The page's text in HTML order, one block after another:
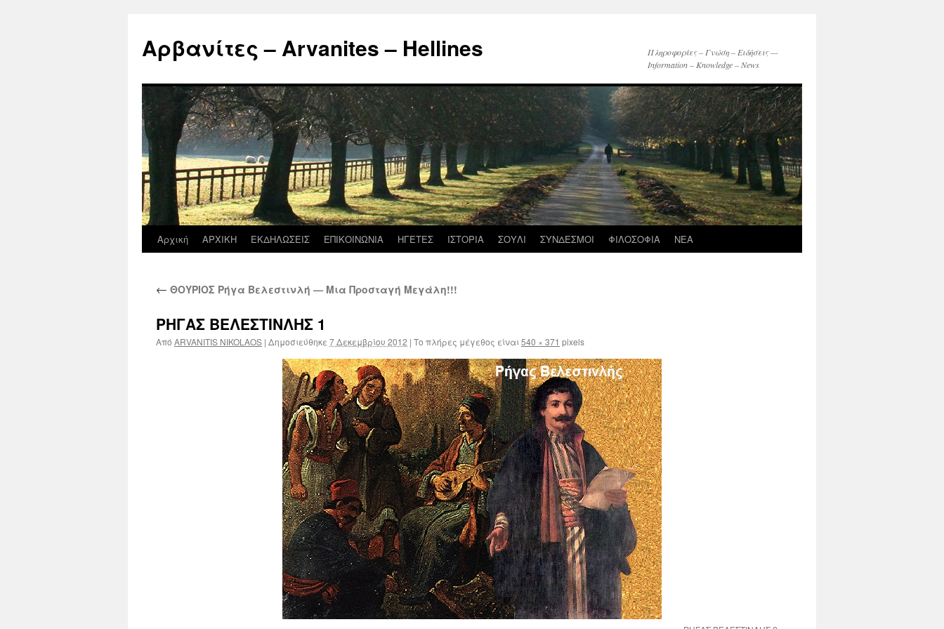
περιεχόμενο
Αρβανίτες – Arvanites – Hellines
Πληροφορίες – Γνώση – Ειδήσεις —
Information – Knowledge – News
Αρχική ΑΡΧΙΚΗ ΕΚΔΗΛΩΣΕΙΣ ΕΠΙΚΟΙΝΩΝΙΑ ΗΓΕΤΕΣ ΙΣΤΟΡΙΑ ΣΟΥΛΙ ΣΥΝΔΕΣΜΟΙ ΦΙΛΟΣΟΦΙΑ ΝΕΑ
← ΘΟΥΡΙΟΣ Ρήγα Βελεστινλή — Μια Προσταγή Μεγάλη!!!
ΡΗΓΑΣ ΒΕΛΕΣΤΙΝΛΗΣ 1
Από ARVANITIS NIKOLAOS | Δημοσιεύθηκε 7 Δεκεμβρίου 2012 | Το πλήρες μέγεθος είναι540 × 371 pixels